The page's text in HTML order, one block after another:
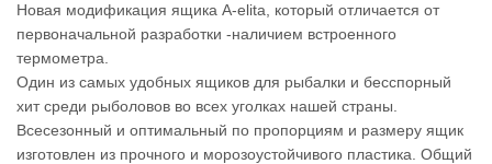
Новая модификация ящика А-elita, который отличается от
первоначальной разработки -наличием встроенного
термометра.
Один из самых удобных ящиков для рыбалки и бесспорный
хит среди рыболовов во всех уголках нашей страны.
Всесезонный и оптимальный по пропорциям и размеру ящик
изготовлен из прочного и морозоустойчивого пластика. Общий